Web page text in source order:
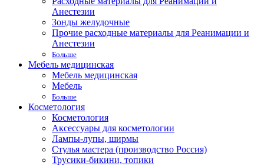
Анестезии
Зонды желудочные
Прочие расходные материалы для Реанимации и
Анестезии
Больше
Мебель медицинская
Мебель медицинская
Мебель
Больше
Косметология
Косметология
Аксессуары для косметологии
Лампы-лупы, ширмы
Стулья мастера (производство Россия)
Трусики-бикини, топики